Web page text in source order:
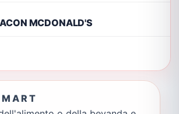
MCDONALD'S